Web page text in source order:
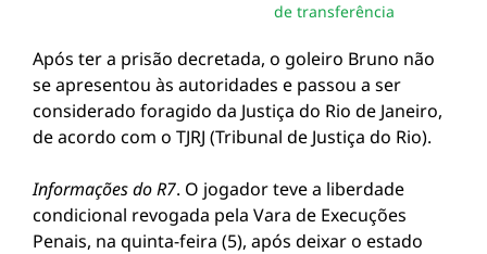
de transferência
Após ter a prisão decretada, o goleiro Bruno não
se apresentou às autoridades e passou a ser
considerado foragido da Justiça do Rio de Janeiro,
de acordo com o TJRJ (Tribunal de Justiça do Rio).
Informações do R7. O jogador teve a liberdade
condicional revogada pela Vara de Execuções
Penais, na quinta-feira (5), após deixar o estado